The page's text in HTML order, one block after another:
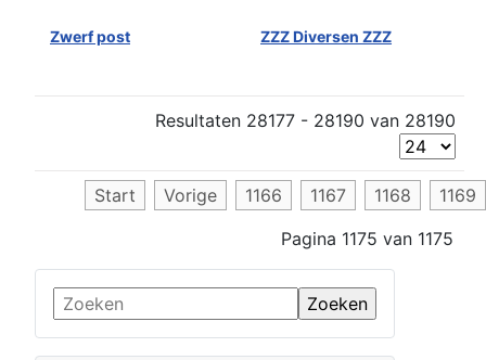
Zwerf post ZZZ Diversen ZZZ
Resultaten 28177 - 28190 van 28190
Start Vorige 1166 1167 1168
1169
Pagina 1175 van 1175